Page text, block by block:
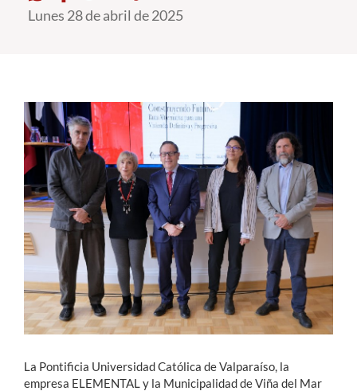
Pregrado
Estudiantes
Académicos
Funcionarios
Alumni
English
Lunes 28 de abril de 2025
La Pontificia Universidad Católica de Valparaíso, la
empresa ELEMENTAL y la Municipalidad de Viña del Mar